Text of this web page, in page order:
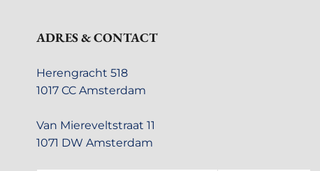
ADRES & CONTACT
Herengracht 518
1017 CC Amsterdam
Van Miereveltstraat 11
1071 DW Amsterdam